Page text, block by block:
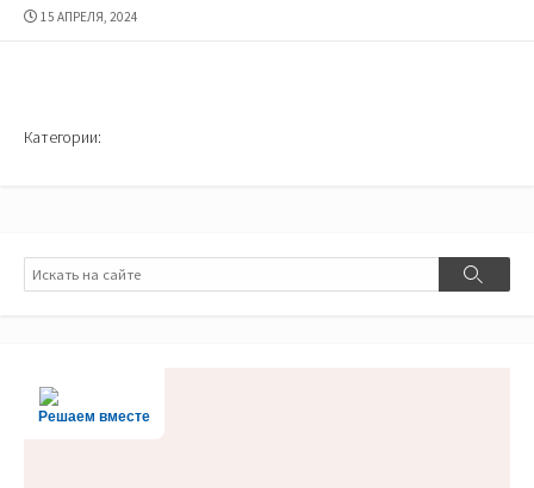
ДАТА
15 АПРЕЛЯ, 2024
Категории:
Поиск
Поиск
Решаем вместе